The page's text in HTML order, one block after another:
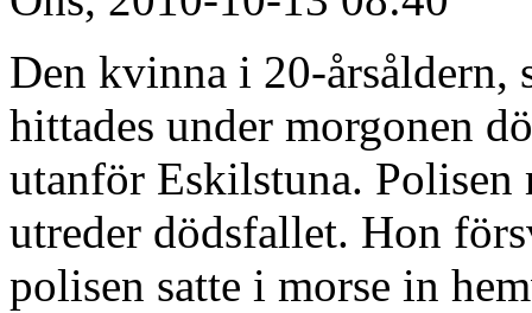
Den kvinna i 20-årsåldern,
hittades under morgonen
utanför Eskilstuna.
utreder dödsfallet. Hon
polisen satte i morse in